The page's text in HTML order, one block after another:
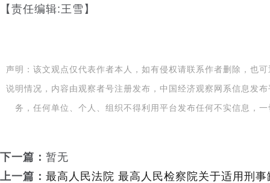
【责任编辑:王雪】
声明：该文观点仅代表作者本人，如有侵权请联系作者删除，也
说明情况，内容由观察者号注册发布，中国经济观察网系信息发
务，任何单位、个人、组织不得利用平台发布任何不实信息，
下一篇： 暂无
上一篇： 最高人民法院 最高人民检察院关于适用刑